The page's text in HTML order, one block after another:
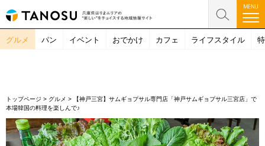
グルメ パン イベント おでかけ カフェ ライフスタイル
トップページ > グルメ >
【神戸三宮】サムギョプサル専門店「神戸サムギョプサル三宮店」で
本場韓国の料理を楽しんで♪